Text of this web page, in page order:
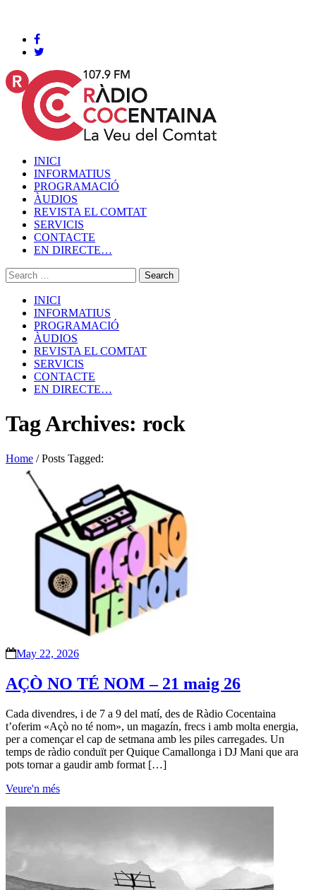
INICI
INFORMATIUS
PROGRAMACIÓ
ÀUDIOS
REVISTA EL COMTAT
SERVICIS
CONTACTE
EN DIRECTE…
INICI
INFORMATIUS
PROGRAMACIÓ
ÀUDIOS
REVISTA EL COMTAT
SERVICIS
CONTACTE
EN DIRECTE…
Tag Archives: rock
Home /Posts Tagged:
May 22, 2026
AÇÒ NO TÉ NOM – 21 maig 26
Cada divendres, i de 7 a 9 del matí, des de Ràdio Cocentaina
t’oferim «Açò no té nom», un magazín, frecs i amb molta energia,
per a començar el cap de setmana amb les piles carregades. Un
temps de ràdio conduït per Quique Camallonga i DJ Mani que ara
pots tornar a gaudir amb format […]
Veure'n més